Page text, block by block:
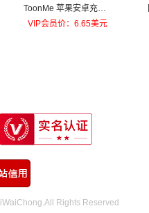
ToonMe 苹果安卓充值T
oonMe PRO
VIP会员价：6.65美元
Rights Reserved